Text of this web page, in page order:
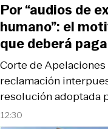
12:30
Corte de
reclamación
resolución adoptada
Por “audios de
humano”: el
que deberá